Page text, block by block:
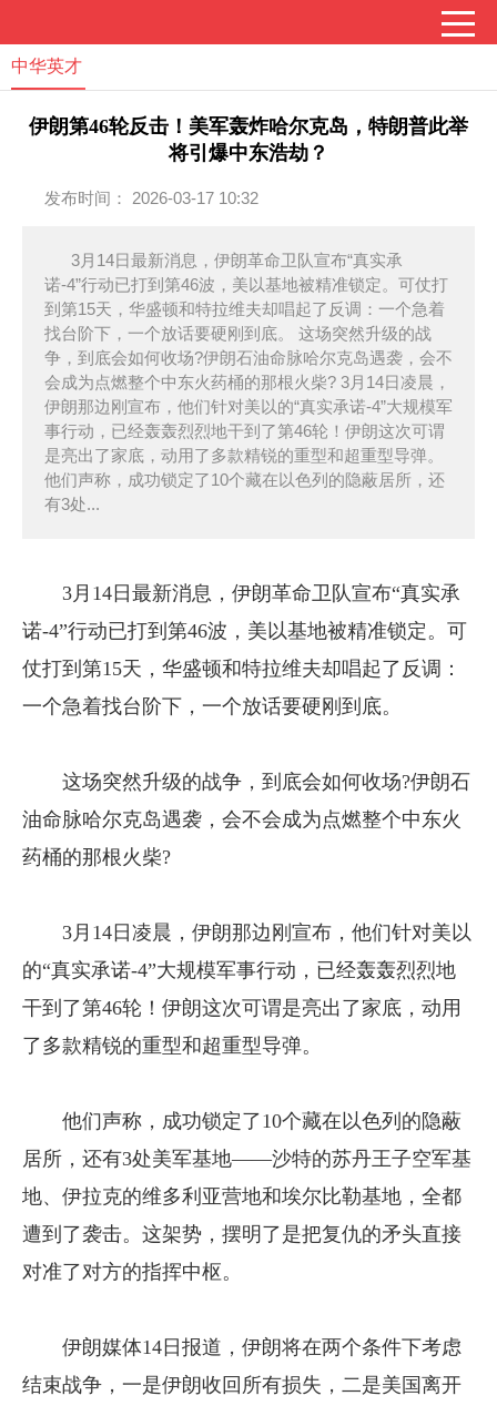
中华英才
伊朗第46轮反击！美军轰炸哈尔克岛，特朗普此举
将引爆中东浩劫？
发布时间： 2026-03-17 10:32
3月14日最新消息，伊朗革命卫队宣布“真实承
诺-4”行动已打到第46波，美以基地被精准锁定。可仗打
到第15天，华盛顿和特拉维夫却唱起了反调：一个急着
找台阶下，一个放话要硬刚到底。 这场突然升级的战
争，到底会如何收场?伊朗石油命脉哈尔克岛遇袭，会不
会成为点燃整个中东火药桶的那根火柴? 3月14日凌晨，
伊朗那边刚宣布，他们针对美以的“真实承诺-4”大规模军
事行动，已经轰轰烈烈地干到了第46轮！伊朗这次可谓
是亮出了家底，动用了多款精锐的重型和超重型导弹。
他们声称，成功锁定了10个藏在以色列的隐蔽居所，还
有3处...
3月14日最新消息，伊朗革命卫队宣布“真实承
诺-4”行动已打到第46波，美以基地被精准锁定。可
仗打到第15天，华盛顿和特拉维夫却唱起了反调：
一个急着找台阶下，一个放话要硬刚到底。
这场突然升级的战争，到底会如何收场?伊朗石
油命脉哈尔克岛遇袭，会不会成为点燃整个中东火
药桶的那根火柴?
3月14日凌晨，伊朗那边刚宣布，他们针对美以
的“真实承诺-4”大规模军事行动，已经轰轰烈烈地
干到了第46轮！伊朗这次可谓是亮出了家底，动用
了多款精锐的重型和超重型导弹。
他们声称，成功锁定了10个藏在以色列的隐蔽
居所，还有3处美军基地——沙特的苏丹王子空军基
地、伊拉克的维多利亚营地和埃尔比勒基地，全都
遭到了袭击。这架势，摆明了是把复仇的矛头直接
对准了对方的指挥中枢。
伊朗媒体14日报道，伊朗将在两个条件下考虑
结束战争，一是伊朗收回所有损失，二是美国离开